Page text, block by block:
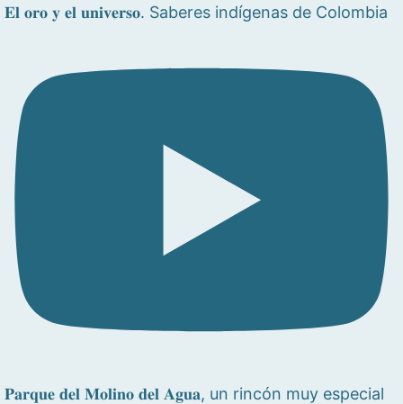
𝐄𝐥 𝐨𝐫𝐨 𝐲 𝐞𝐥 𝐮𝐧𝐢𝐯𝐞𝐫𝐬𝐨. Saberes indígenas de Colombia
𝐏𝐚𝐫𝐪𝐮𝐞 𝐝𝐞𝐥 𝐌𝐨𝐥𝐢𝐧𝐨 𝐝𝐞𝐥 𝐀𝐠𝐮𝐚, un rincón muy especial